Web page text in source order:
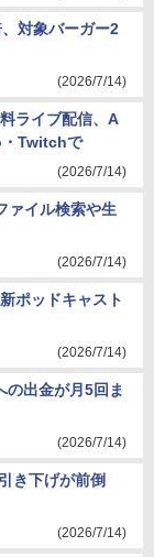
対象バーガー2
(2026/7/14)
ライブ配信、A
Twitchで
(2026/7/14)
イル検索や生
(2026/7/14)
ポッドキャスト
(2026/7/14)
の出金が月5回ま
(2026/7/14)
き下げが前倒
(2026/7/14)